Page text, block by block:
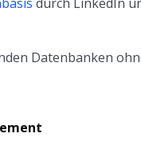
Datenbanken